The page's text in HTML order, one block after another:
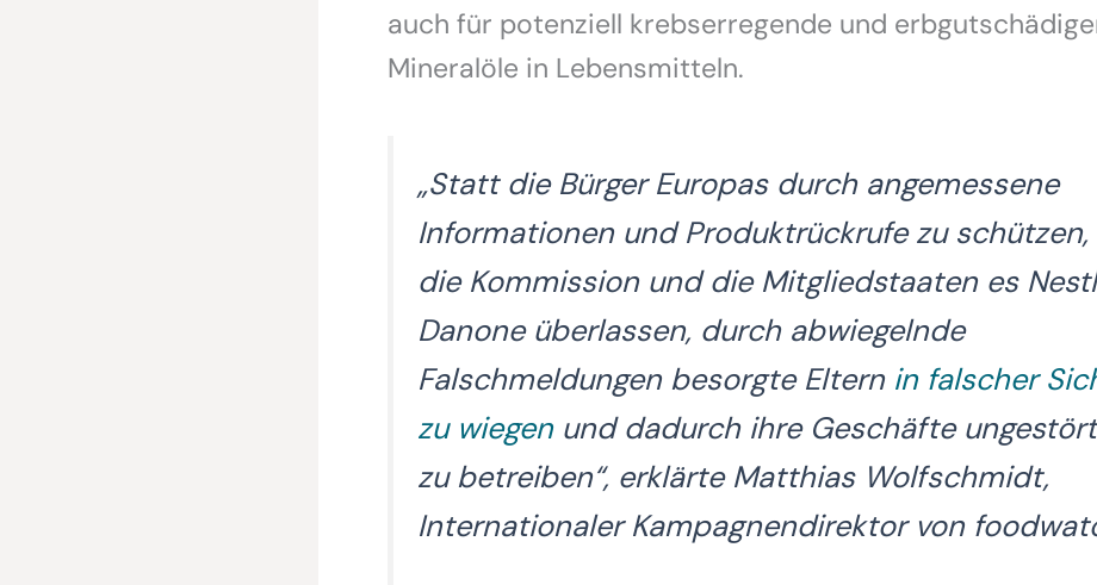
auch für potenziell krebserregende und
Mineralöle in Lebensmitteln.
„Statt die Bürger Europas durch angemessene
Informationen und Produktrückrufe zu
die Kommission und die Mitgliedstaaten es
Danone überlassen, durch abwiegelnde
Falschmeldungen besorgte Eltern in falscher
zu wiegenund dadurch ihre Geschäfte
zu betreiben“, erklärte Matthias Wolfschmidt,
Internationaler Kampagnendirektor von